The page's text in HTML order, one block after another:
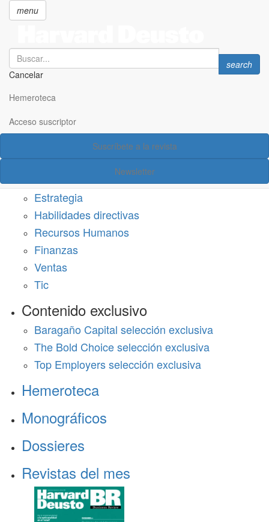
principal
menu
Search
Cancelar
Search
search
Hemeroteca
Acceso suscriptor
Suscríbete a la revista
Newsletter
Acceso suscriptor
Estrategia
Habilidades directivas
Recursos Humanos
Finanzas
Ventas
Tic
Contenido exclusivo
Baragaño Capital selección exclusiva
The Bold Choice selección exclusiva
Top Employers selección exclusiva
Hemeroteca
Monográficos
Dossieres
Revistas del mes